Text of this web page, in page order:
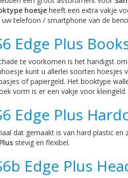
hoesjeheeft een extra vakje
uw telefoon / smartphone van de
Edge Plus
te voorkomen is het handigst
kunt u allerlei soorten hoesjes
of papiergeld. Het booktype
vorm is er een vakje voor kleingeld.
Edge Plus
dat gemaakt is van hard plastic
stevig en flexibel.
Edge Plus